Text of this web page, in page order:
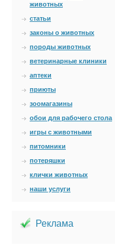
животных
статьи
законы о животных
породы животных
ветеринарные клиники
аптеки
приюты
зоомагазины
обои для рабочего стола
игры с животными
питомники
потеряшки
клички животных
наши услуги
Реклама